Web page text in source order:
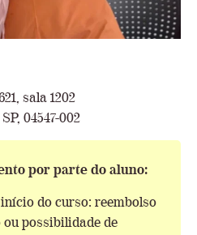
sala 1202
04547-002
por parte do aluno:
do curso: reembolso
ou possibilidade de